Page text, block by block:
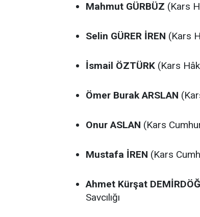
Mahmut GÜRBÜZ (Kars
Selin GÜRER İREN (Kars
İsmail ÖZTÜRK (Kars
Ömer Burak ARSLAN
Onur ASLAN (Kars
Mustafa İREN (Kars
Ahmet Kürşat
Savcılığı